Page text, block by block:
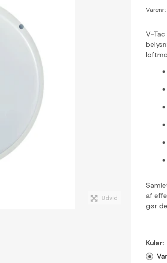
Udvid
Varenr:
V-
af
gør
Kulør: